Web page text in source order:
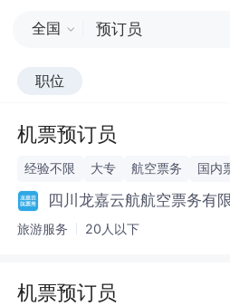
全国
职位
机票预订员
经验不限 大专 航空票务 国内
四川龙嘉云航航空票务有
旅游服务 20人以下
机票预订员